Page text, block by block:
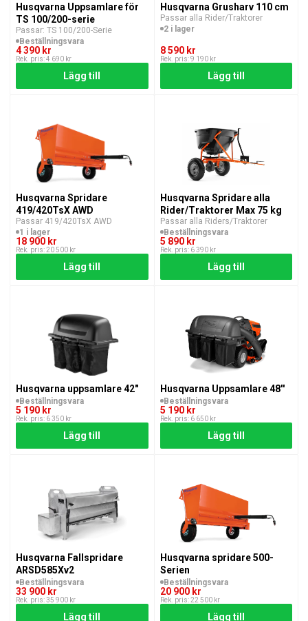
Husqvarna Uppsamlare för
TS 100/200-serie
Passar: TS 100/200-Serie
Beställningsvara
4 390 kr
Rek. pris: 4 690 kr
Lägg till
Husqvarna Grusharv 110 cm
Passar alla Rider/Traktorer
2 i lager
8 590 kr
Rek. pris: 9 190 kr
Lägg till
Husqvarna Spridare
419/420TsX AWD
Passar 419/420TsX AWD
1 i lager
18 900 kr
Rek. pris: 20 500 kr
Lägg till
Husqvarna Spridare alla
Rider/Traktorer Max 75 kg
Passar alla Riders/Traktorer
Beställningsvara
5 890 kr
Rek. pris: 6 390 kr
Lägg till
Husqvarna uppsamlare 42"
Beställningsvara
5 190 kr
Rek. pris: 6 350 kr
Lägg till
Husqvarna Uppsamlare 48''
Beställningsvara
5 190 kr
Rek. pris: 6 650 kr
Lägg till
Husqvarna Fallspridare
ARSD585Xv2
Beställningsvara
33 900 kr
Rek. pris: 35 900 kr
Lägg till
Husqvarna spridare 500-
Serien
Beställningsvara
20 900 kr
Rek. pris: 22 500 kr
Lägg till